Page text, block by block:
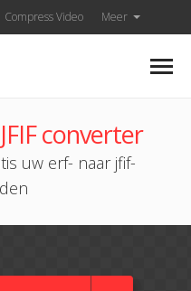
Compress Video Meer
converter
uw erf- naar jfif-